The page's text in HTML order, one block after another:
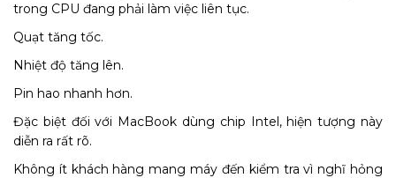
trong CPU đang phải làm việc liên tục.
Quạt tăng tốc.
Nhiệt độ tăng lên.
Pin hao nhanh hơn.
Đặc biệt đối với MacBook dùng chip Intel, hiện tượng này
diễn ra rất rõ.
Không ít khách hàng mang máy đến kiểm tra vì nghĩ hỏng